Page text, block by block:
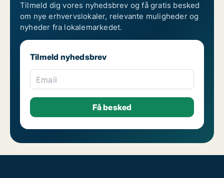
Tilmeld dig vores nyhedsbrev og få gratis besked
om nye erhvervslokaler, relevante muligheder og
nyheder fra lokalemarkedet.
Tilmeld nyhedsbrev
Email